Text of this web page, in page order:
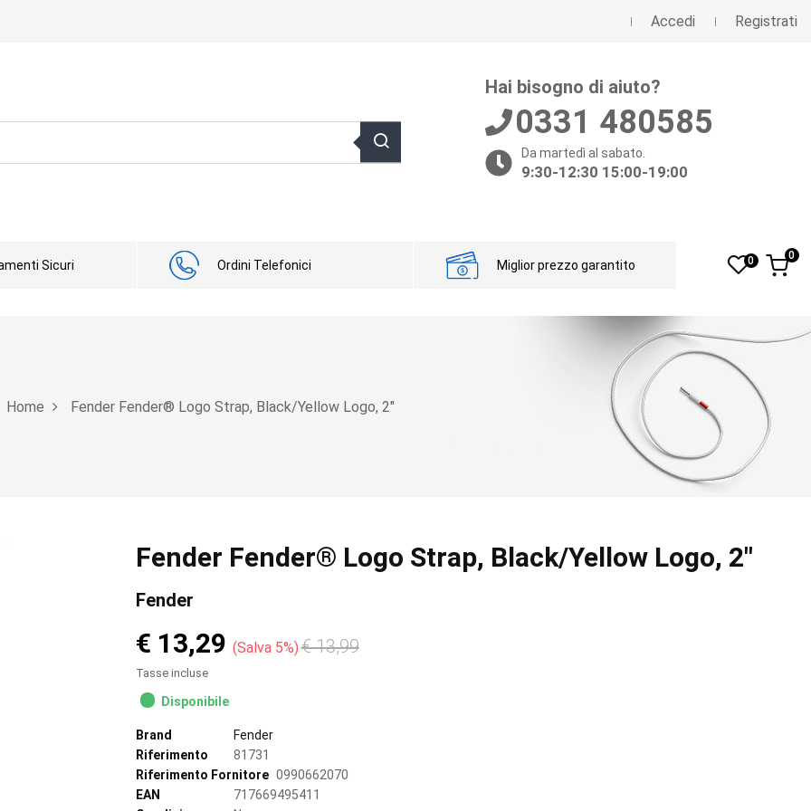
Accedi Registrati
Hai bisogno di aiuto?
0331 480585
Da martedì al sabato.
9:30-12:30 15:00-19:00
Sicuri Ordini Telefonici Miglior prezzo garantito 0 0
Home Fender Fender® Logo Strap, Black/Yellow Logo, 2"
Fender Fender® Logo Strap, Black/Yellow Logo, 2"
Fender
€ 13,29 Salva 5% € 13,99
Tasse incluse
Disponibile
Brand
Fender
Riferimento
81731
Riferimento Fornitore 0990662070
EAN
717669495411